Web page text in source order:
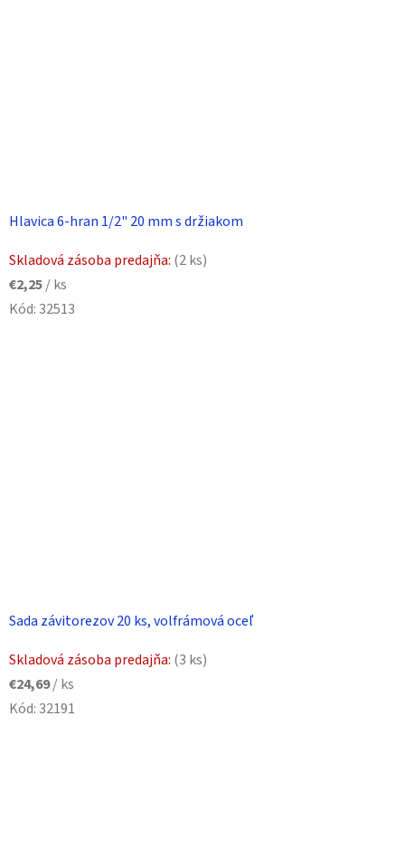
Hlavica 6-hran 1/2" 20 mm s držiakom
Skladová zásoba predajňa: (2 ks)
€2,25/ ks
Kód: 32513
Sada závitorezov 20 ks, volfrámová oceľ
Skladová zásoba predajňa: (3 ks)
€24,69/ ks
Kód: 32191